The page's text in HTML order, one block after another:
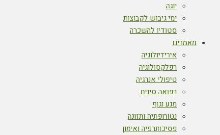
יוגה
ימי גיבוש לקבוצות
סטודיו להשכרה
מאמרים
אירידיולוגיה
רפלקסולוגיה
טיפולי אנרגיה
רפואה סינית
מגע וגוף
נטורופתיה ותזונה
פסיכותרפיה ואימון